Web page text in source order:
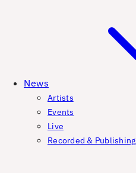
News
Artists
Events
Live
Recorded & Publishing